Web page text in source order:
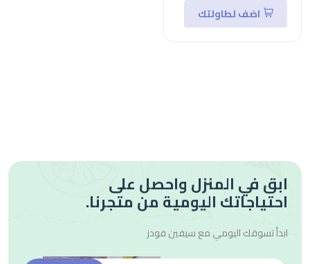
اضف لطاولتك
ابق في المنزل واحصل على
احتياجاتك اليومية من متجرنا.
ابدأ تسوقك اليومي معسيفين فودز